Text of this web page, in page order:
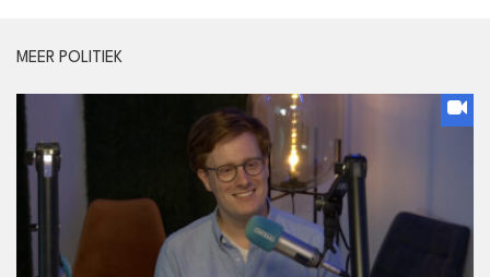
MEER POLITIEK